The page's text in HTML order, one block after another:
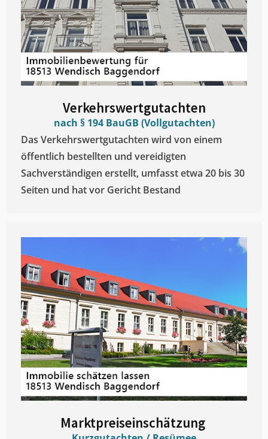
Verkehrswertgutachten
nach § 194 BauGB (Vollgutachten)
Das Verkehrswertgutachten wird von einem
öffentlich bestellten und vereidigten
Sachverständigen erstellt, umfasst etwa 20 bis 30
Seiten und hat vor Gericht Bestand
Marktpreiseinschätzung ​